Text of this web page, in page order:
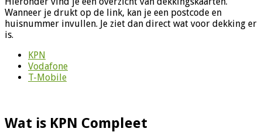
Wanneer je drukt op de link, kan je een postcode en
huisnummer invullen. Je ziet dan direct wat voor dekking er
is.
KPN
Vodafone
T-Mobile
Wat is KPN Compleet